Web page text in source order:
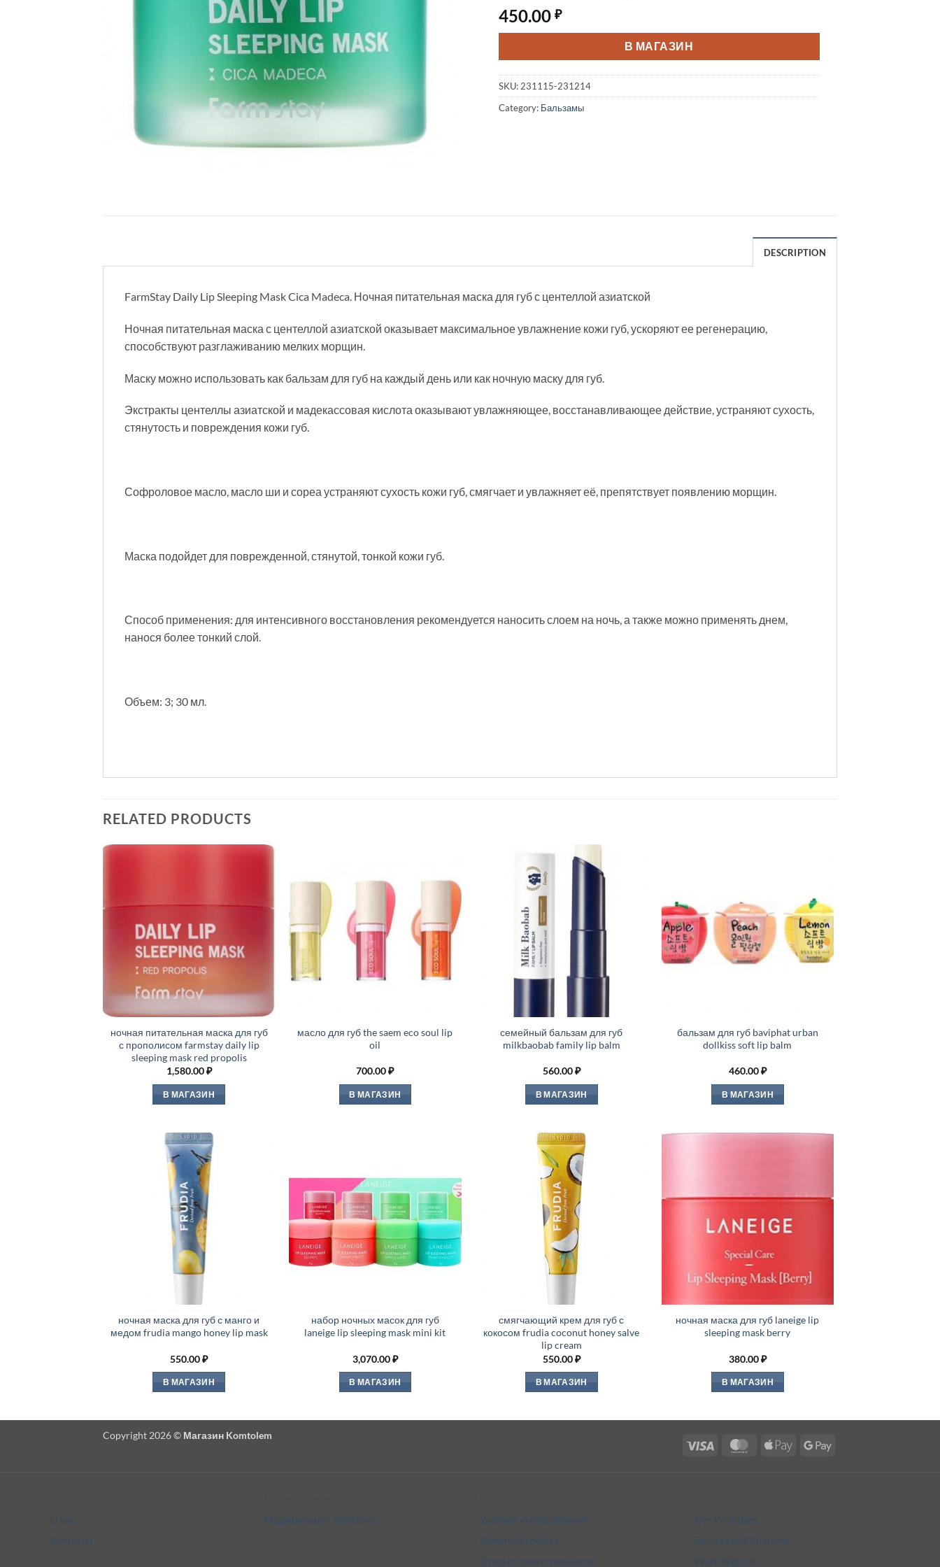
450.00 ₽
В МАГАЗИН
SKU: 231115-231214
Category: Бальзамы
DESCRIPTION
FarmStay Daily Lip Sleeping Mask Cica Madeca. Ночная питательная маска для губ с центеллой азиатской
Ночная питательная маска с центеллой азиатской оказывает максимальное увлажнение кожи губ, ускоряют ее регенерацию,
способствуют разглаживанию мелких морщин.
Маску можно использовать как бальзам для губ на каждый день или как ночную маску для губ.
Экстракты центеллы азиатской и мадекассовая кислота оказывают увлажняющее, восстанавливающее действие, устраняют сухость,
стянутость и повреждения кожи губ.
Софроловое масло, масло ши и сореа устраняют сухость кожи губ, смягчает и увлажняет её, препятствует появлению морщин.
Маска подойдет для поврежденной, стянутой, тонкой кожи губ.
Способ применения: для интенсивного восстановления рекомендуется наносить слоем на ночь, а также можно применять днем,
нанося более тонкий слой.
Объем: 3; 30 мл.
RELATED PRODUCTS
ночная питательная маска для губ
с прополисом farmstay daily lip
sleeping mask red propolis
1,580.00₽
В МАГАЗИН
масло для губ the saem eco soul lip
oil
700.00₽
В МАГАЗИН
семейный бальзам для губ
milkbaobab family lip balm
560.00₽
В МАГАЗИН
бальзам для губ baviphat urban
dollkiss soft lip balm
460.00₽
В МАГАЗИН
ночная маска для губ с манго и
медом frudia mango honey lip mask
550.00₽
В МАГАЗИН
набор ночных масок для губ
laneige lip sleeping mask mini kit
3,070.00₽
В МАГАЗИН
смягчающий крем для губ с
кокосом frudia coconut honey salve
lip cream
550.00₽
В МАГАЗИН
ночная маска для губ laneige lip
sleeping mask berry
380.00₽
В МАГАЗИН
Visa MasterCardApple
Google
Copyright 2026 © Магазин Komtolem
О нас
Контакты
Редакционная политика
Условия использования
Политика cookies
Отказ от ответственности
Our Principles
Sources and Citations
Work With Us